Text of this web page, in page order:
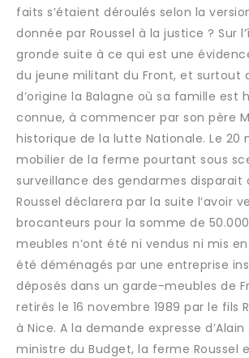
faits s’étaient déroulés selon la
donnée par Roussel à la justice ? Sur
gronde suite à ce qui est une
du jeune militant du Front, et surtout
d’origine la Balagne où sa famille est
connue, à commencer par son père
historique de la lutte Nationale. Le 20
mobilier de la ferme pourtant sous
surveillance des gendarmes disparait
Roussel déclarera par la suite l’avoir
brocanteurs pour la somme de
meubles n’ont été ni vendus ni mis
été déménagés par une entreprise
déposés dans un garde-meubles de
retirés le 16 novembre 1989 par le fils
à Nice. A la demande expresse
ministre du Budget, la ferme Roussel